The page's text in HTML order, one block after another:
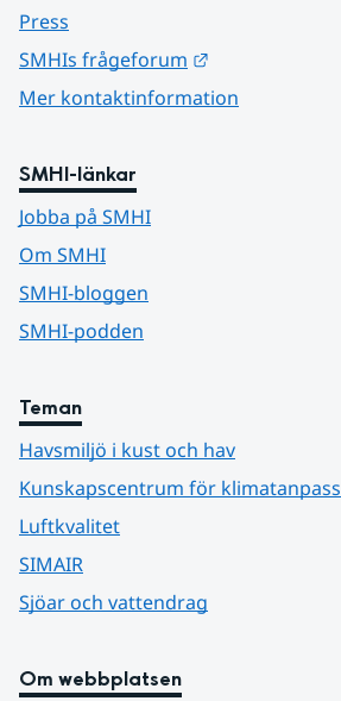
Press
SMHIs frågeforum
Mer kontaktinformation
SMHI-länkar
Jobba på SMHI
Om SMHI
SMHI-bloggen
SMHI-podden
Teman
Havsmiljö i kust och hav
Kunskapscentrum för
Luftkvalitet
SIMAIR
Sjöar och vattendrag
Om webbplatsen